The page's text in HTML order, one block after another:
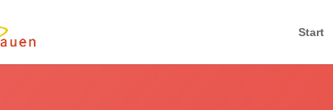
Start